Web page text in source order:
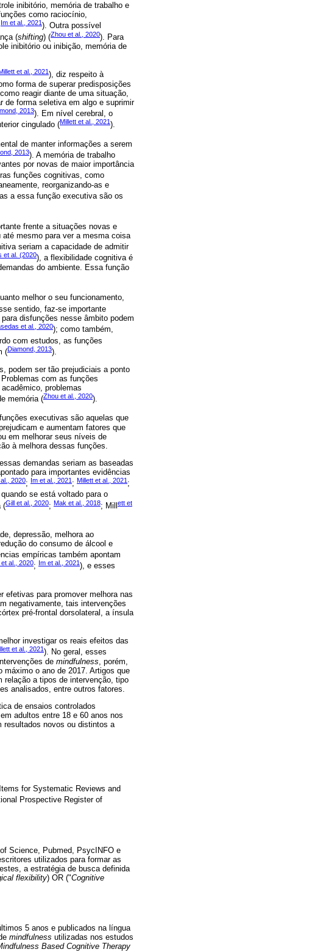
inibitório, memória de trabalho e
como raciocínio,
Im et al., 2021 ). Outra possível
(shifting) (Zhou et al., 2020). Para
inibitório ou inibição, memória de
et al., 2021 ), diz respeito à
forma de superar predisposições
reagir diante de uma situação,
de forma seletiva em algo e suprimir
2013). Em nível cerebral, o
cingulado (Millett et al., 2021).
de manter informações a serem
2013). A memória de trabalho
por novas de maior importância
funções cognitivas, como
reorganizando-as e
a essa função executiva são os
frente a situações novas e
mesmo para ver a mesma coisa
seriam a capacidade de admitir
et al. (2020), a flexibilidade cognitiva é
do ambiente. Essa função
melhor o seu funcionamento,
sentido, faz-se importante
disfunções nesse âmbito podem
et al., 2020); como também,
com estudos, as funções
(Diamond, 2013).
podem ser tão prejudiciais a ponto
com as funções
problemas
memória (Zhou et al., 2020).
executivas são aquelas que
e aumentam fatores que
em melhorar seus níveis de
à melhora dessas funções.
demandas seriam as baseadas
para importantes evidências
2020; Im et al., 2021 ; Millett et al., 2021 ;
se está voltado para o
(Gill et al., 2020; Mak et al., 2018; Mill ett et
depressão, melhora ao
do consumo de álcool e
empíricas também apontam
al., 2020; Im et al., 2021), e esses
efetivas para promover melhora nas
negativamente, tais intervenções
pré-frontal dorsolateral, a ínsula
investigar os reais efeitos das
et al., 2021). No geral, esses
de mindfulness , porém,
o ano de 2017. Artigos que
relação a tipos de intervenção, tipo
analisados, entre outros fatores.
de ensaios controlados
adultos entre 18 e 60 anos nos
resultados novos ou distintos a
for Systematic Reviews and
Prospective Register of
Science, Pubmed, PsycINFO e
utilizados para formar as
a estratégia de busca definida
flexibility) OR ("Cognitive
5 anos e publicados na língua
mindfulness utilizadas nos estudos
Based Cognitive Therapy